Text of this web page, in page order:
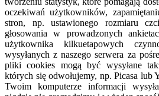
oczekiwań użytkowników,
stron, np. ustawionego rozmiaru
głosowania w prowadzonych
użytkownika kilkuetapowych
wysyłanych z naszego serwera za
pliki cookies mogą być wysyłane
których się odwołujemy, np. Picasa lub
Twoim komputerze informacji